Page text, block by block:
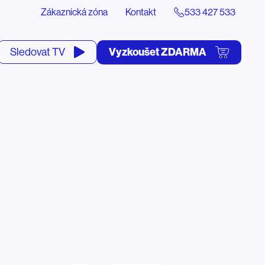
Zákaznická zóna Kontakt 533 427 533
Sledovat TV Vyzkoušet ZDARMA